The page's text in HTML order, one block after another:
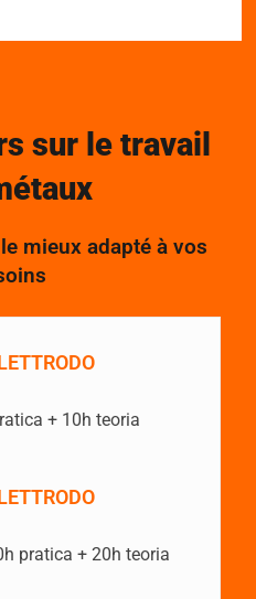
sur le travail
mieux adapté à vos
+ 10h teoria
pratica + 20h teoria